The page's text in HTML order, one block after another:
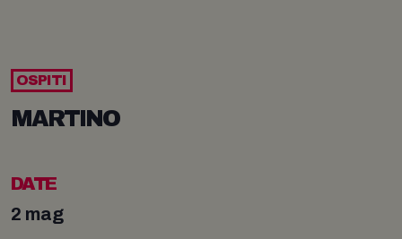
OSPITI
MARTINO
DATE
2 mag